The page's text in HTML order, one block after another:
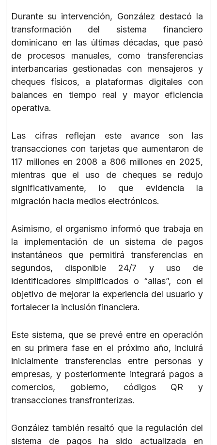
Durante su intervención, González destacó la
transformación del sistema financiero
dominicano en las últimas décadas, que pasó
de procesos manuales, como transferencias
interbancarias gestionadas con mensajeros y
cheques físicos, a plataformas digitales con
balances en tiempo real y mayor eficiencia
operativa.
Las cifras reflejan este avance son las
transacciones con tarjetas que aumentaron de
117 millones en 2008 a 806 millones en 2025,
mientras que el uso de cheques se redujo
significativamente, lo que evidencia la
migración hacia medios electrónicos.
Asimismo, el organismo informó que trabaja en
la implementación de un sistema de pagos
instantáneos que permitirá transferencias en
segundos, disponible 24/7 y uso de
identificadores simplificados o “alias”, con el
objetivo de mejorar la experiencia del usuario y
fortalecer la inclusión financiera.
Este sistema, que se prevé entre en operación
en su primera fase en el próximo año, incluirá
inicialmente transferencias entre personas y
empresas, y posteriormente integrará pagos a
comercios, gobierno, códigos QR y
transacciones transfronterizas.
González también resaltó que la regulación del
sistema de pagos ha sido actualizada en